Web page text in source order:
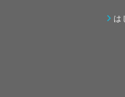
は